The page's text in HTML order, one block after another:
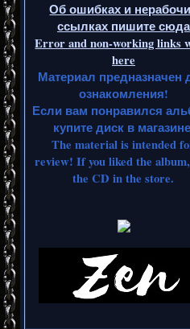
Об ошибках и
ссылках пишите сюда
Error and non-working links
here
Материал предназначен
ознакомления!
Если вам понравился
купите диск в
The material is intended
review! If you liked the
the CD in the store.